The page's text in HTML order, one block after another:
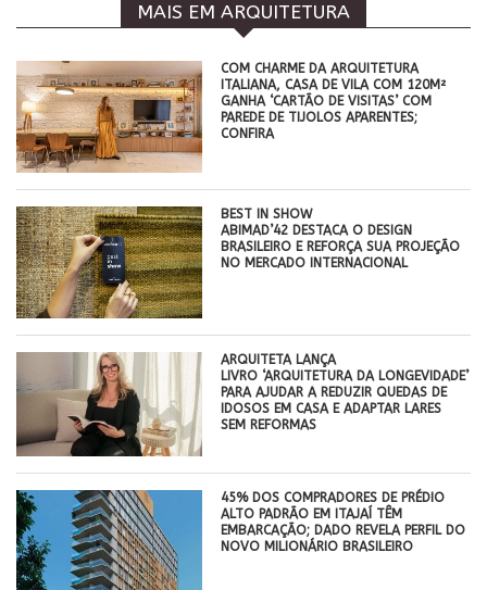
MAIS EM ARQUITETURA
COM CHARME DA ARQUITETURA
ITALIANA, CASA DE VILA COM 120M²
GANHA ‘CARTÃO DE VISITAS’ COM
PAREDE DE TIJOLOS APARENTES;
CONFIRA
BEST IN SHOW
ABIMAD’42 DESTACA O DESIGN
BRASILEIRO E REFORÇA SUA PROJEÇÃO
NO MERCADO INTERNACIONAL
ARQUITETA LANÇA
LIVRO ‘ARQUITETURA DA LONGEVIDADE’
PARA AJUDAR A REDUZIR QUEDAS DE
IDOSOS EM CASA E ADAPTAR LARES
SEM REFORMAS
45% DOS COMPRADORES DE PRÉDIO
ALTO PADRÃO EM ITAJAÍ TÊM
EMBARCAÇÃO; DADO REVELA PERFIL DO
NOVO MILIONÁRIO BRASILEIRO